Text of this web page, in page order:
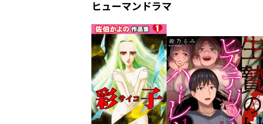
ヒューマンドラマ